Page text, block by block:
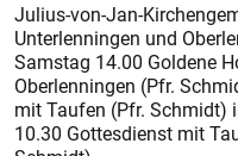
Julius-von-Jan-
Unterlenningen und
Samstag 14.00 Goldene
Oberlenningen (Pfr.
mit Taufen (Pfr. Schmidt)
10.30 Gottesdienst mit